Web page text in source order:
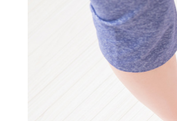
その他サービス
あなたにピッタリのプランがすぐわかる
料金シミュレーション
自転車生活サポート